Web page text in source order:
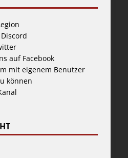
auf Facebook
mit eigenem Benutzer
können